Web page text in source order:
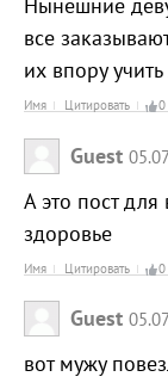
Нынешние
все
их впору
Имя Цитировать 0
Guest
А это пост
здоровье
Имя Цитировать 0
Guest
вот мужу